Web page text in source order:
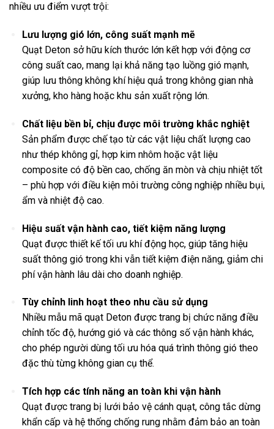
nhiều ưu điểm vượt trội:
Lưu lượng gió lớn, công suất mạnh mẽ
Quạt Deton sở hữu kích thước lớn kết hợp với động cơ
công suất cao, mang lại khả năng tạo luồng gió mạnh,
giúp lưu thông không khí hiệu quả trong không gian nhà
xưởng, kho hàng hoặc khu sản xuất rộng lớn.
Chất liệu bền bỉ, chịu được môi trường khắc nghiệt
Sản phẩm được chế tạo từ các vật liệu chất lượng cao
như thép không gỉ, hợp kim nhôm hoặc vật liệu
composite có độ bền cao, chống ăn mòn và chịu nhiệt tốt
– phù hợp với điều kiện môi trường công nghiệp nhiều bụi,
ẩm và nhiệt độ cao.
Hiệu suất vận hành cao, tiết kiệm năng lượng
Quạt được thiết kế tối ưu khí động học, giúp tăng hiệu
suất thông gió trong khi vẫn tiết kiệm điện năng, giảm chi
phí vận hành lâu dài cho doanh nghiệp.
Tùy chỉnh linh hoạt theo nhu cầu sử dụng
Nhiều mẫu mã quạt Deton được trang bị chức năng điều
chỉnh tốc độ, hướng gió và các thông số vận hành khác,
cho phép người dùng tối ưu hóa quá trình thông gió theo
đặc thù từng không gian cụ thể.
Tích hợp các tính năng an toàn khi vận hành
Quạt được trang bị lưới bảo vệ cánh quạt, công tắc dừng
khẩn cấp và hệ thống chống rung nhằm đảm bảo an toàn